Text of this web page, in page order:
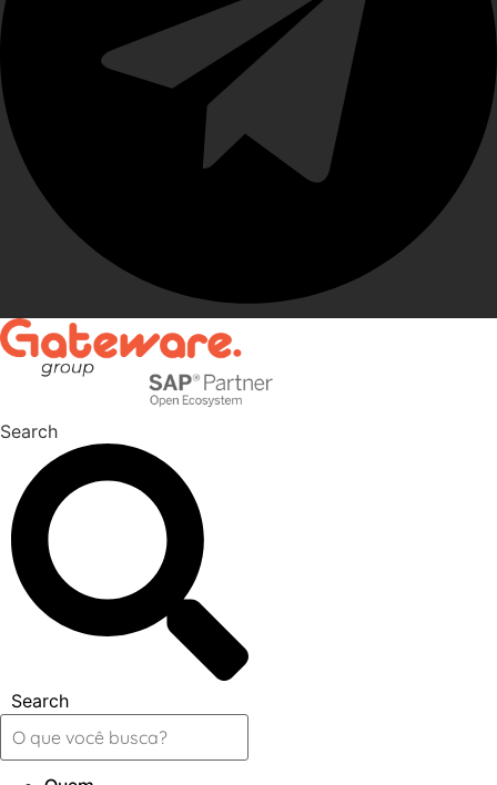
Search
Search